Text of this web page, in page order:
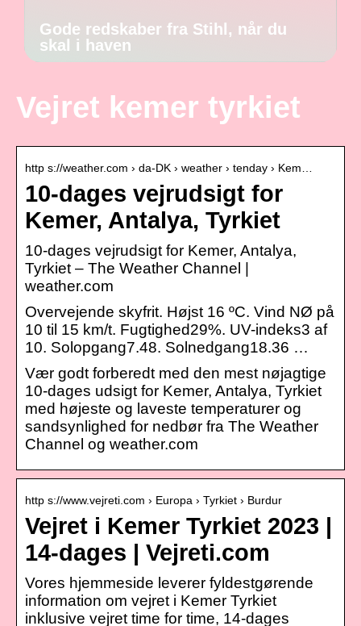
Gode redskaber fra Stihl, når du
skal i haven
Vejret kemer tyrkiet
http s://weather.com › da-DK › weather › tenday › Kem…
10-dages vejrudsigt for
Kemer, Antalya, Tyrkiet
10-dages vejrudsigt for Kemer, Antalya,
Tyrkiet – The Weather Channel |
weather.com
Overvejende skyfrit. Højst 16 ºC. Vind NØ på
10 til 15 km/t. Fugtighed29%. UV-indeks3 af
10. Solopgang7.48. Solnedgang18.36 …
Vær godt forberedt med den mest nøjagtige
10-dages udsigt for Kemer, Antalya, Tyrkiet
med højeste og laveste temperaturer og
sandsynlighed for nedbør fra The Weather
Channel og weather.com
http s://www.vejreti.com › Europa › Tyrkiet › Burdur
Vejret i Kemer Tyrkiet 2023 |
14-dages | Vejreti.com
Vores hjemmeside leverer fyldestgørende
information om vejret i Kemer Tyrkiet
inklusive vejret time for time, 14-dages